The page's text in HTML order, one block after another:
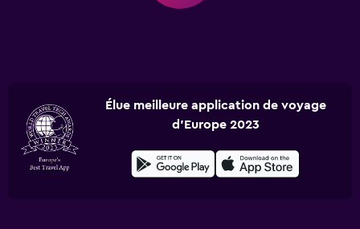
Élue meilleure application de voyage
d'Europe 2023